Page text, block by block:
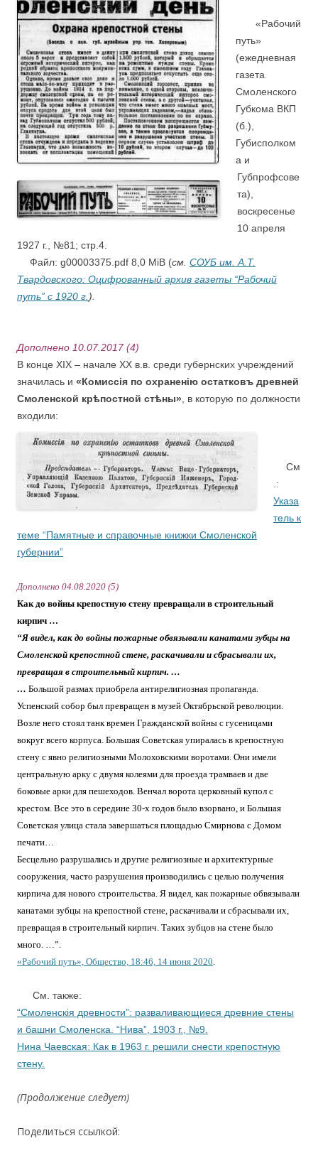
«Рабочий
путь»
(ежедневная
газета
Смоленского
Губкома ВКП
(б.),
Губисполком
а и
Губпрофсове
та),
воскресенье
10 апреля
1927 г., №81; стр.4.
Файл: g00003375.pdf 8,0 MiB (см. СОУБ им. А.Т.
Твардовского: Оцифрованный архив газеты “Рабочий
путь” с 1920 г. ).
Дополнено 10.07.2017 (4)
В конце XIX – начале XX в.в. среди губернских учреждений
значилась и «Комиссiя по охраненiю остатковъ древней
Смоленской крѣпостной стѣны» , в которую по должности
входили:
См
.:
Указа
тель к
теме “Памятные и справочные книжки Смоленской
губернии”
Дополнено 04.08.2020 (5)
Как до войны крепостную стену превращали в строительный
кирпич …
“Я видел, как до войны пожарные обвязывали канатами зубцы на
Смоленской крепостной стене, раскачивали и сбрасывали их,
превращая в строительный кирпич. …
… Большой размах приобрела антирелигиозная пропаганда.
Успенский собор был превращен в музей Октябрьской революции.
Возле него стоял танк времен Гражданской войны с гусеницами
вокруг всего корпуса. Большая Советская упиралась в крепостную
стену с явно религиозными Молоховскими воротами. Они имели
центральную арку с двумя колеями для проезда трамваев и две
боковые арки для пешеходов. Венчал ворота церковный купол с
крестом. Все это в середине 30-х годов было взорвано, и Большая
Советская улица стала завершаться площадью Смирнова с Домом
печати…
Бесцельно разрушались и другие религиозные и архитектурные
сооружения, часто разрушения производились с целью получения
кирпича для нового строительства. Я видел, как пожарные обвязывали
канатами зубцы на крепостной стене, раскачивали и сбрасывали их,
превращая в строительный кирпич. Таких зубцов на стене было
много. …”.
«Рабочий путь», Общество, 18:46, 14 июня 2020.
См. также:
“Смоленскiя древности”: разваливающиеся древние стены
и башни Смоленска. “Нива”, 1903 г., №9.
Нина Чаевская: Как в 1963 г. решили снести крепостную
стену.
(Продолжение следует)
Поделиться ссылкой: